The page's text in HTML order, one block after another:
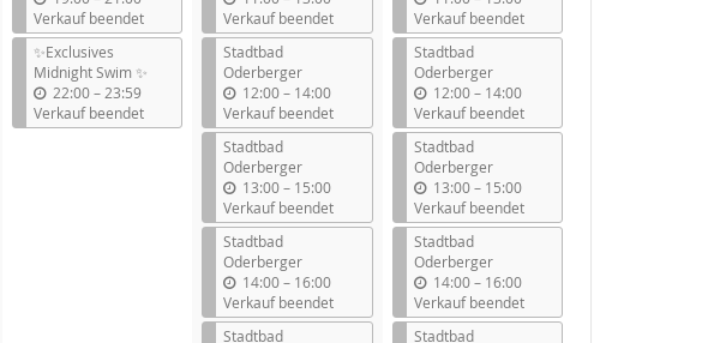
i
s
Verkauf beendet
✨Exclusives
Midnight Swim ✨
22:00–b
i
s
23:59
Verkauf beendet
i
s
Verkauf beendet
Stadtbad
Oderberger
12:00 –b
i
s
14:00
Verkauf beendet
Stadtbad
Oderberger
13:00 –b
i
s
15:00
Verkauf beendet
Stadtbad
Oderberger
14:00 –b
i
s
16:00
Verkauf beendet
Stadtbad
i
s
Verkauf beendet
Stadtbad
Oderberger
12:00 –b
i
s
14:00
Verkauf beendet
Stadtbad
Oderberger
13:00 –b
i
s
15:00
Verkauf beendet
Stadtbad
Oderberger
14:00 –b
i
s
16:00
Verkauf beendet
Stadtbad